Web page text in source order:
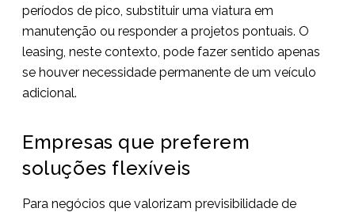
períodos de pico, substituir uma viatura em
manutenção ou responder a projetos pontuais. O
leasing, neste contexto, pode fazer sentido apenas
se houver necessidade permanente de um veículo
adicional.
Empresas que preferem
soluções flexíveis
Para negócios que valorizam previsibilidade de